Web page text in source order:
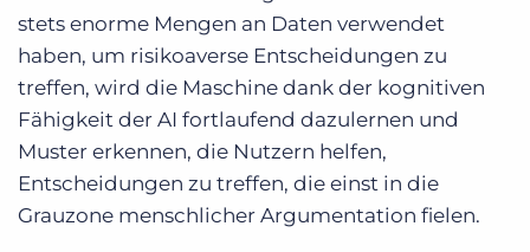
stets enorme Mengen an Daten verwendet
haben, um risikoaverse Entscheidungen zu
treffen, wird die Maschine dank der kognitiven
Fähigkeit der AI fortlaufend dazulernen und
Muster erkennen, die Nutzern helfen,
Entscheidungen zu treffen, die einst in die
Grauzone menschlicher Argumentation fielen.